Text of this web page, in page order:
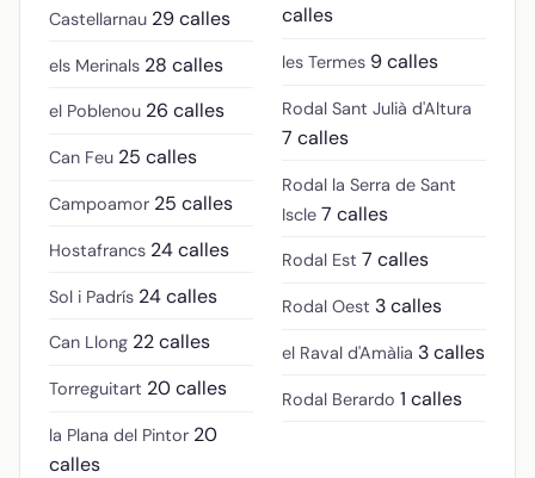
Castellarnau 29 calles
els Merinals 28 calles
el Poblenou 26 calles
Can Feu 25 calles
Campoamor 25 calles
Hostafrancs 24 calles
Sol i Padrís 24 calles
Can Llong 22 calles
Torreguitart 20 calles
la Plana del Pintor 20
calles
calles
les Termes 9 calles
Rodal Sant Julià d'Altura
7 calles
Rodal la Serra de Sant
Iscle 7 calles
Rodal Est 7 calles
Rodal Oest 3 calles
el Raval d'Amàlia 3 calles
Rodal Berardo 1 calles